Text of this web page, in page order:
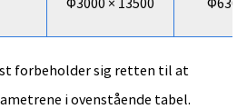
forbeholder sig retten til at
i ovenstående tabel.